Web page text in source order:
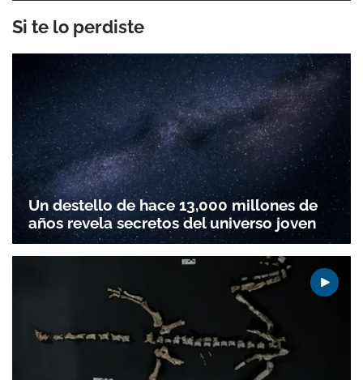
Si te lo perdiste
Un destello de hace 13,000 millones de
años revela secretos del universo joven